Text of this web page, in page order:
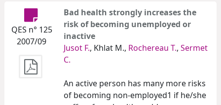
QES n° 125
2007/09
Bad health strongly increases the
risk of becoming unemployed or
inactive
Jusot F., Khlat M., Rochereau T., Sermet
C.
An active person has many more risks
of becoming non-employed1 if he/she